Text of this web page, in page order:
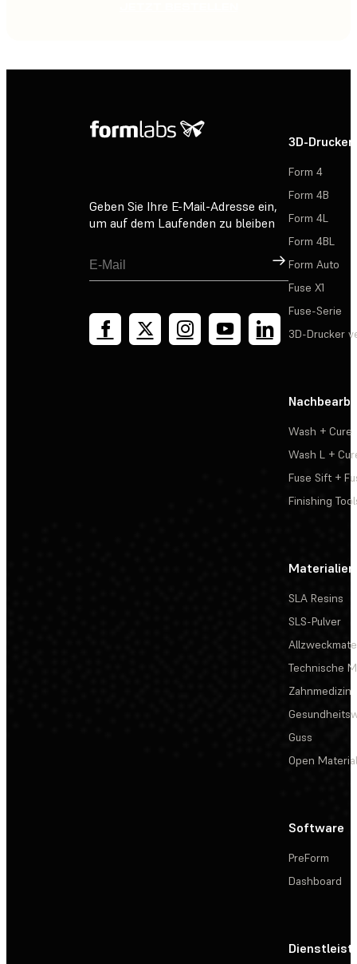
Geben Sie Ihre E-Mail-Adresse ein,
um auf dem Laufenden zu bleiben
Registrieren
3D-Drucker
Form 4
Form 4B
Form 4L
Form 4BL
Form Auto
Fuse X1
Fuse-Serie
3D-Drucker
Wash + Cure
Wash L +
Fuse Sift +
Finishing
Materialien
SLA Resins
SLS-Pulver
Technische
Zahnmedizin
Guss
Open
Software
PreForm
Dashboard